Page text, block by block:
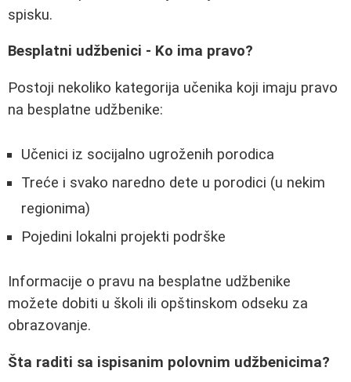
spisku.
Besplatni udžbenici - Ko ima pravo?
Postoji nekoliko kategorija učenika koji imaju pravo
na besplatne udžbenike:
Učenici iz socijalno ugroženih porodica
Treće i svako naredno dete u porodici (u nekim
regionima)
Pojedini lokalni projekti podrške
Informacije o pravu na besplatne udžbenike
možete dobiti u školi ili opštinskom odseku za
obrazovanje.
Šta raditi sa ispisanim polovnim udžbenicima?